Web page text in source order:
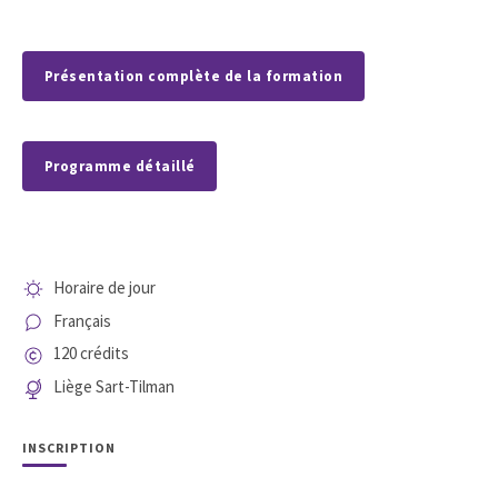
Présentation complète de la formation
Programme détaillé
Horaire de jour
Français
120 crédits
Liège Sart-Tilman
INSCRIPTION